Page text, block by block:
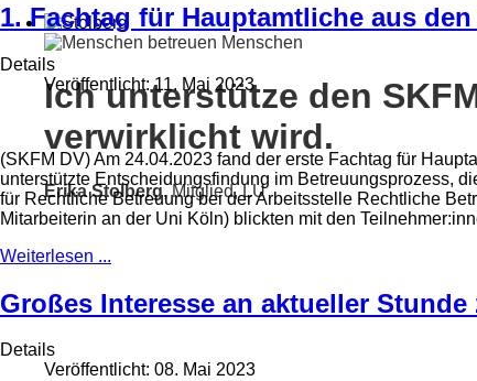
Ich unterstütze den
verwirklicht wird.
Erika Stolberg,Mitglied, LU
1. Fachtag für Hauptamtliche aus
Details
Veröffentlicht: 11. Mai 2023
(SKFM DV) Am 24.04.2023 fand der erste Fachtag für
unterstützte Entscheidungsfindung im Betreuungsprozess,
für Rechtliche Betreuung bei der Arbeitsstelle Rechtliche
Mitarbeiterin an der Uni Köln) blickten mit den
Weiterlesen ...
Großes Interesse an aktueller
Details
Veröffentlicht: 08. Mai 2023